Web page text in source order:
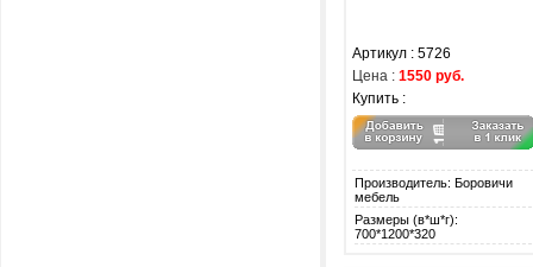
Артикул : 5726
Цена : 1550 руб.
Купить :
Производитель: Боровичи
мебель
Размеры (в*ш*г):
700*1200*320